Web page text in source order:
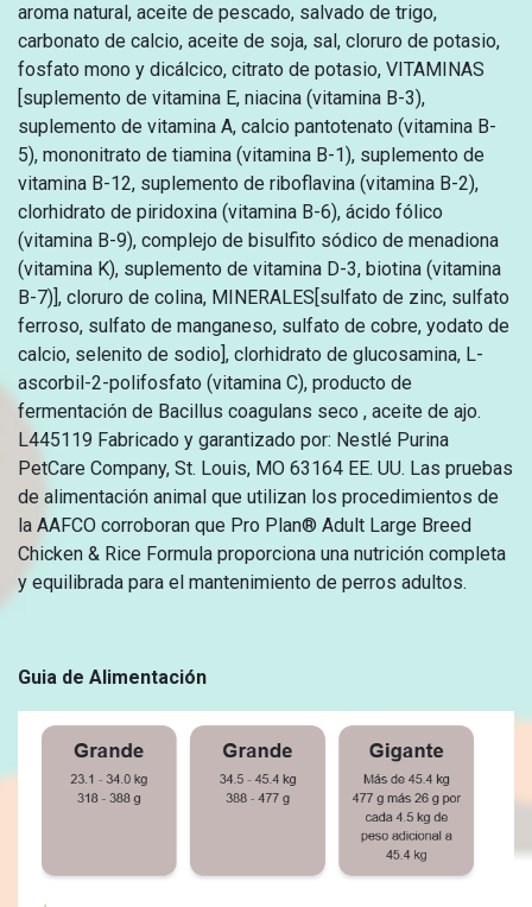
aroma natural, aceite de pescado, salvado de trigo,
carbonato de calcio, aceite de soja, sal, cloruro de potasio,
fosfato mono y dicálcico, citrato de potasio, VITAMINAS
[suplemento de vitamina E, niacina (vitamina B-3),
suplemento de vitamina A, calcio pantotenato (vitamina B-
5), mononitrato de tiamina (vitamina B-1), suplemento de
vitamina B-12, suplemento de riboflavina (vitamina B-2),
clorhidrato de piridoxina (vitamina B-6), ácido fólico
(vitamina B-9), complejo de bisulfito sódico de menadiona
(vitamina K), suplemento de vitamina D-3, biotina (vitamina
B-7)], cloruro de colina, MINERALES[sulfato de zinc, sulfato
ferroso, sulfato de manganeso, sulfato de cobre, yodato de
calcio, selenito de sodio], clorhidrato de glucosamina, L-
ascorbil-2-polifosfato (vitamina C), producto de
fermentación de Bacillus coagulans seco , aceite de ajo.
L445119 Fabricado y garantizado por: Nestlé Purina
PetCare Company, St. Louis, MO 63164 EE. UU. Las pruebas
de alimentación animal que utilizan los procedimientos de
la AAFCO corroboran que Pro Plan® Adult Large Breed
Chicken & Rice Formula proporciona una nutrición completa
y equilibrada para el mantenimiento de perros adultos.
Guia de Alimentación